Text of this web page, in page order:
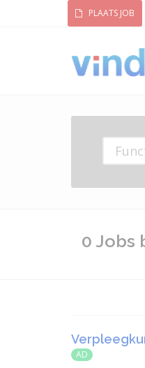
PLAATS JOB
0 Jobs
AD